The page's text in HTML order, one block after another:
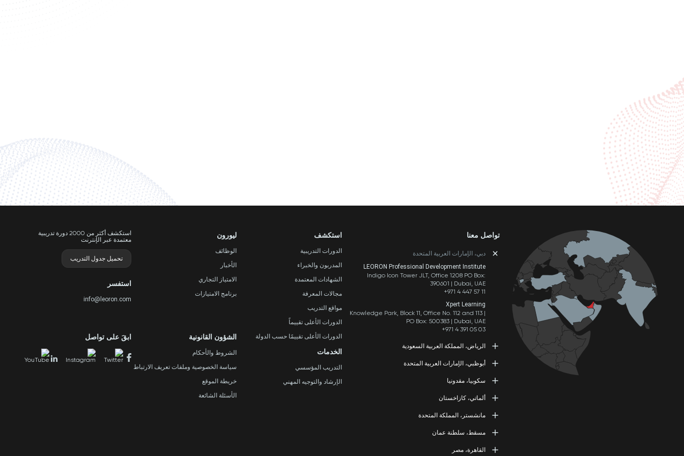
تواصل معنا
دبي، الإمارات العربية المتحدة
LEORON Professional Development Institute
Indigo Icon Tower JLT, Office 1208 PO Box:
390601 | Dubai, UAE
+971 4 447 57 11
Xpert Learning
Knowledge Park, Block 11, Office No. 112 and 113 |
PO Box: 500383 | Dubai, UAE
+971 4 391 05 03
الرياض، المملكة العربية السعودية
LEORON Saudi Experts Institute for Training
طريق الملك فهد، حي الرحمانية، برج القمر، الطابق
11537 الرياض، المملكة العربية السعودية
+966 11 464 4865
أبوظبي، الإمارات العربية المتحدة
LEORON Management Training
جزيرة أبوظبي، شارع السلام، مبنى سلام المقر
الإمارات العربية المتحدة
سكوبيا، مقدونيا
L3RN dooel
Str. 20, No 82, Cucer-Sandevo 1000 Skopje,
MKD
+389 2 320 0000
ألماتي، كازاخستان
LEORON Training and Development
Baizakov street, 280, office 3 050000 Almaty,
+7 707 971 6684
مانشستر، المملكة المتحدة
L3RN New Skills Co.
Office No. 2, 34 Station Road
Urmston, Manchester, England M41 9JQ UK
+44 (0) 1615138133
مسقط، سلطنة عمان
LEORON Training Institute
The Office 1991, Building No. 5341, Way No. 4560,
القاهرة، مصر
استكشف
الدورات التدريبية
المدربون والخبراء
الشهادات المعتمدة
مجالات المعرفة
مواقع التدريب
الدورات الأعلى تقييماً
الدورات الأعلى تقييمًا حسب الدولة
الخدمات
التدريب المؤسسي
الإرشاد والتوجيه المهني
ليورون
الوظائف
الأخبار
الامتياز التجاري
برنامج الامتيازات
الشؤون القانونية
الشروط والأحكام
سياسة الخصوصية وملفات تعريف الارتباط
خريطة الموقع
الأسئلة الشائعة
استكشف أكثر من 2000 دورة تدريبية
معتمدة عبر الإنترنت
تحميل جدول التدريب
استفسر
info@leoron.com
ابقَ على تواصل